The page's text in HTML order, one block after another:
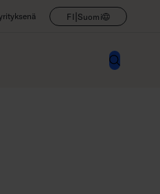
FI |Suomi